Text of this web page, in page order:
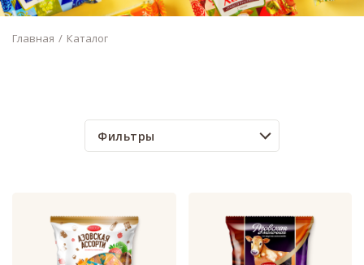
Главная Каталог
Фильтры